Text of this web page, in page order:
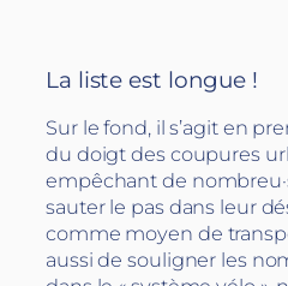
La liste est longue !
Sur le fond, il s’agit en
du doigt des coupures
empêchant de
sauter le pas dans leur
comme moyen de
aussi de souligner les